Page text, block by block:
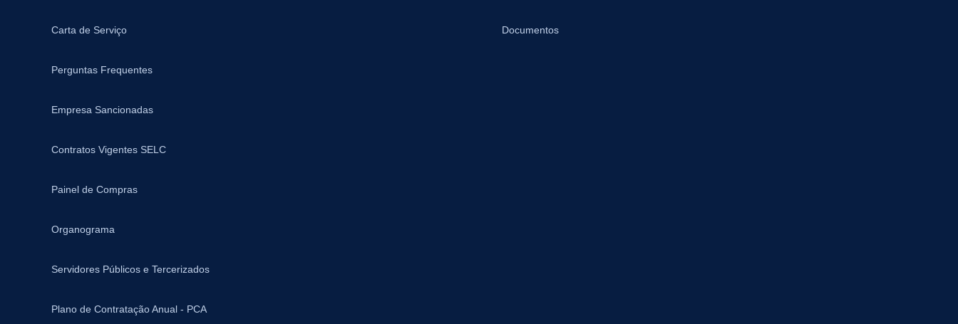
Carta de Serviço
Perguntas Frequentes
Empresa Sancionadas
Contratos Vigentes SELC
Painel de Compras
Organograma
Servidores Públicos e Tercerizados
Plano de Contratação Anual - PCA
Documentos